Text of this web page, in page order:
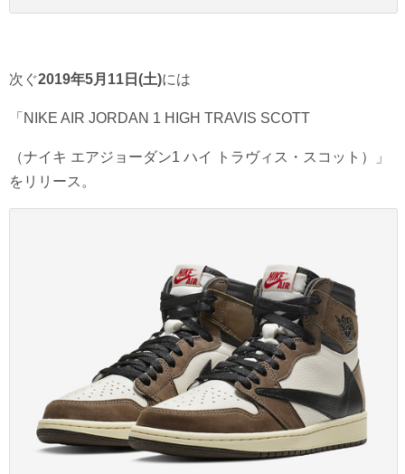
次ぐ2019年5月11日(土)には
「NIKE AIR JORDAN 1 HIGH TRAVIS SCOTT
（ナイキ エアジョーダン1 ハイ トラヴィス・スコット）」
をリリース。